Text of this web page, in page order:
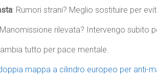
: Rumori strani? Meglio sostituire per
rilevata? Intervengo subito
tutto per pace mentale.
mappa a cilindro europeo per anti-